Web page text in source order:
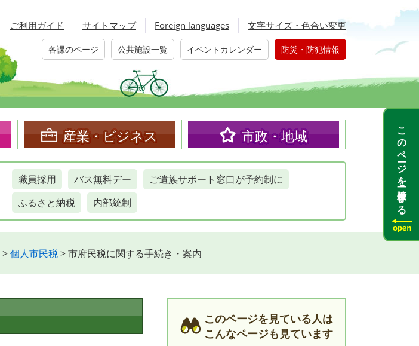
ご利用ガイド サイトマップ Foreign languages 文字サイズ・色合い変更
各課のページ 公共施設一覧 イベントカレンダー 防災・防犯情報
産業・ビジネス 市政・地域
職員採用 バス無料デー
ご遺族サポート窓口が予約制に
ふるさと納税
内部統制
>個人市民税>市府民税に関する手続き・案内
このページを見ている人は
こんなページも見ています
このページを一時保存する